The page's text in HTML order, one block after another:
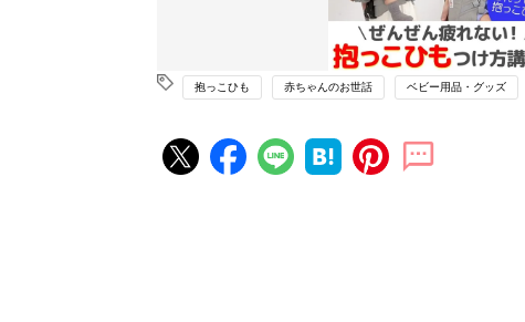
抱っこひも 赤ちゃんのお世話 ベビー用品・グッズ